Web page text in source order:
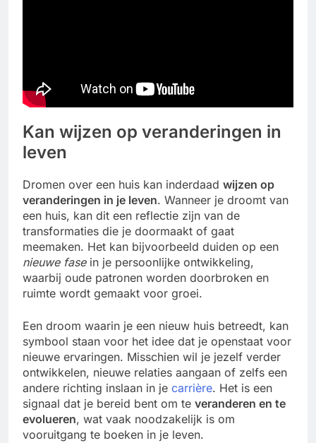
Kan wijzen op veranderingen in
leven
Dromen over een huis kan inderdaad wijzen op
veranderingen in je leven. Wanneer je droomt van
een huis, kan dit een reflectie zijn van de
transformaties die je doormaakt of gaat
meemaken. Het kan bijvoorbeeld duiden op een
nieuwe fasein je persoonlijke ontwikkeling,
waarbij oude patronen worden doorbroken en
ruimte wordt gemaakt voor groei.
Een droom waarin je een nieuw huis betreedt, kan
symbool staan voor het idee dat je openstaat voor
nieuwe ervaringen. Misschien wil je jezelf verder
ontwikkelen, nieuwe relaties aangaan of zelfs een
andere richting inslaan in je carrière. Het is een
signaal dat je bereid bent om te veranderen en te
evolueren, wat vaak noodzakelijk is om
vooruitgang te boeken in je leven.